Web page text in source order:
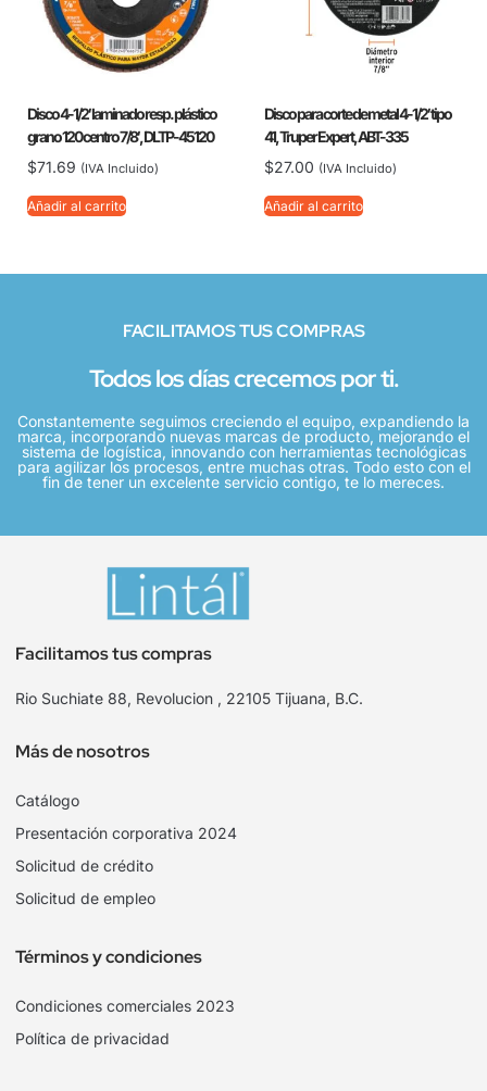
Disco 4-1/2′ laminado resp. plástico
grano 120 centro 7/8′, DLTP-45120
$71.69 (IVA Incluido)
Añadir al carrito
Disco para corte de metal 4-1/2′ tipo
41, Truper Expert, ABT-335
$27.00 (IVA Incluido)
Añadir al carrito
FACILITAMOS TUS COMPRAS
Todos los días crecemos por ti.
Constantemente seguimos creciendo el equipo, expandiendo la
marca, incorporando nuevas marcas de producto, mejorando el
sistema de logística, innovando con herramientas tecnológicas
para agilizar los procesos, entre muchas otras. Todo esto con el
fin de tener un excelente servicio contigo, te lo mereces.
Facilitamos tus compras
Rio Suchiate 88, Revolucion , 22105 Tijuana, B.C.
Más de nosotros
Catálogo
Presentación corporativa 2024
Solicitud de crédito
Solicitud de empleo
Términos y condiciones
Condiciones comerciales 2023
Política de privacidad